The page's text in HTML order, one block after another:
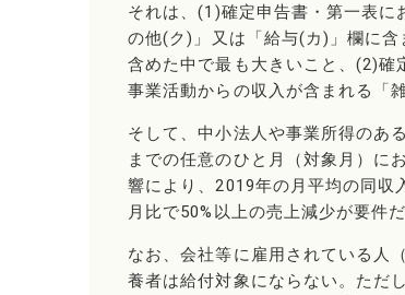
それは、(1)確定申告書・第一表
の他(ク)」又は「給与(カ)」欄に
含めた中で最も大きいこと、(2)確
事業活動からの収入が含まれる「
そして、中小法人や事業所得のあ
までの任意のひと月（対象月）に
響により、2019年の月平均の同収
月比で50%以上の売上減少が要件
なお、会社等に雇用されている人
養者は給付対象にならない。ただ